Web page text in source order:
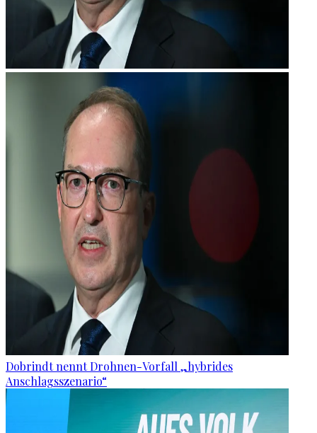
Dobrindt nennt Drohnen-Vorfall „hybrides
Anschlagsszenario“